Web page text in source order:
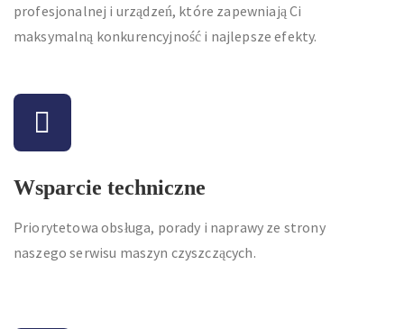
profesjonalnej i urządzeń, które zapewniają Ci
maksymalną konkurencyjność i najlepsze efekty.
Wsparcie techniczne
Priorytetowa obsługa, porady i naprawy ze strony
naszego serwisu maszyn czyszczących.